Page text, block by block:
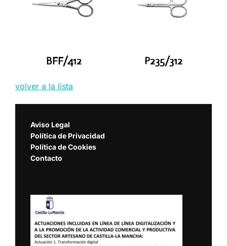
BFF/412 P235/312
volver a la lista
Aviso Legal
Política de Privacidad
Política de Cookies
Contacto